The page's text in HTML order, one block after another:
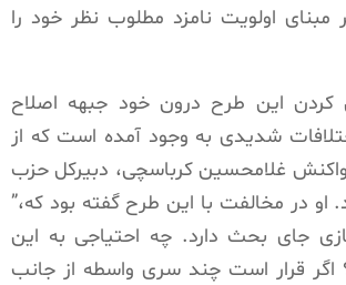
اولویت نامزد مطلوب نظر خود را
کردن این طرح درون خود جبهه اصلاح
شدیدی به وجود آمده است که از
غلامحسین کرباسچی، دبیرکل حزب
او در مخالفت با این طرح گفته بود که،”
جای بحث دارد. چه احتیاجی به این
قرار است چند سری واسطه از جانب